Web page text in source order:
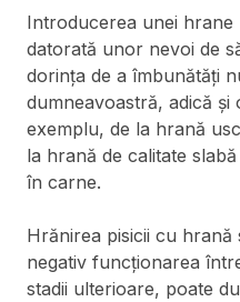
Introducerea unei hrane
datorată unor nevoi de
dorința de a îmbunătăți
dumneavoastră, adică și
exemplu, de la hrană
la hrană de calitate
în carne.
Hrănirea pisicii cu hrană
negativ funcționarea
stadii ulterioare, poate